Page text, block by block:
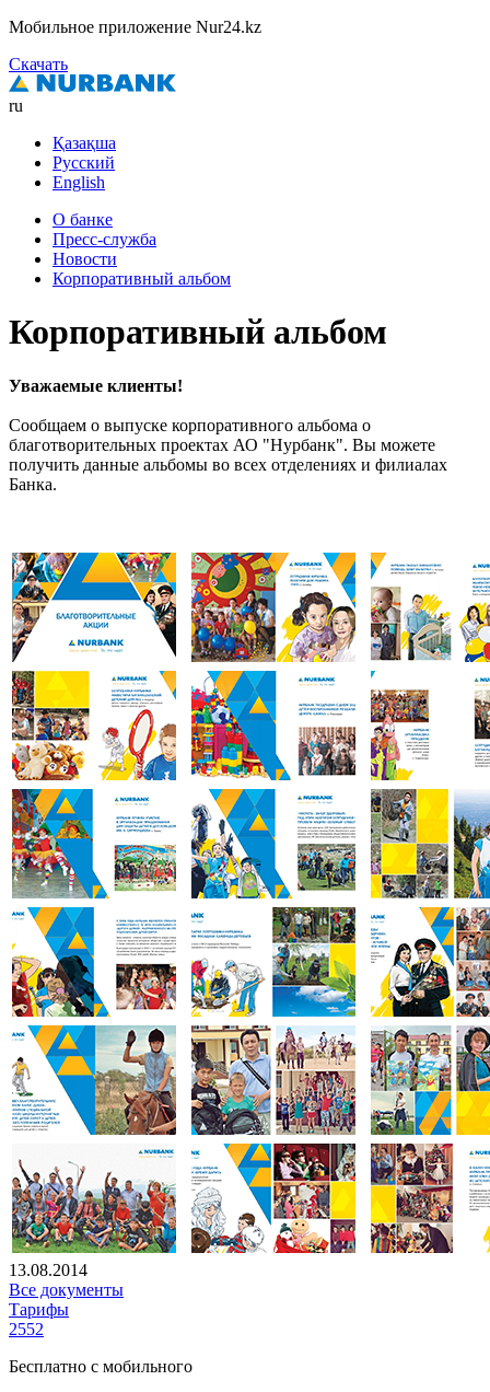
Мобильное приложение Nur24.kz
Скачать
ru
Қазақша
Русский
English
О банке
Пресс-служба
Новости
Корпоративный альбом
Корпоративный альбом
Уважаемые клиенты!
Сообщаем о выпуске корпоративного альбома о
благотворительных проектах АО "Нурбанк". Вы можете
получить данные альбомы во всех отделениях и филиалах
Банка.
13.08.2014
Все документы
Тарифы
2552
Бесплатно с мобильного